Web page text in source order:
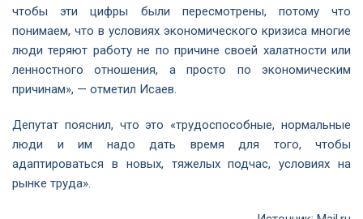
чтобы эти цифры были пересмотрены, потому что
понимаем, что в условиях экономического кризиса многие
люди теряют работу не по причине своей халатности или
ленностного отношения, а просто по экономическим
причинам», — отметил Исаев.
Депутат пояснил, что это «трудоспособные, нормальные
люди и им надо дать время для того, чтобы
адаптироваться в новых, тяжелых подчас, условиях на
рынке труда».